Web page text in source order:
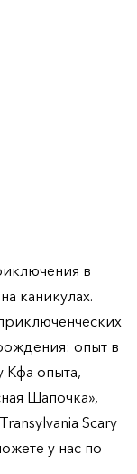
в
каникулах.
опыт в
Кфа опыта,
Шапочка»,
Scary
у нас по